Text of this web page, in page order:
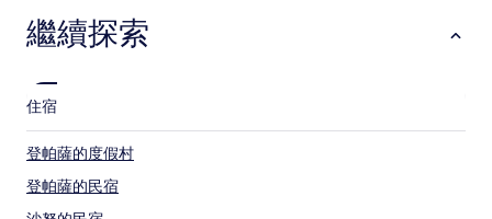
繼續探索
住宿
登帕薩的度假村
登帕薩的民宿